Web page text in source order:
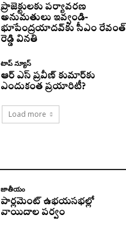
ప్రాజెక్టులకు పర్యావరణ
అనుమతులు ఇవ్వండి-
భూపేంద్రయాదవ్‌కు సీఎం రేవంత్‌
రెడ్డి వినతి
టాప్ న్యూస్
ఆర్ ఎస్ ప్రవీణ్ కుమార్‌కు
ఎందుకంత ప్రయారిటీ?
Load more
జాతీయం
పార్లమెంట్ ఉభయసభల్లో
వాయిదాల పర్వం